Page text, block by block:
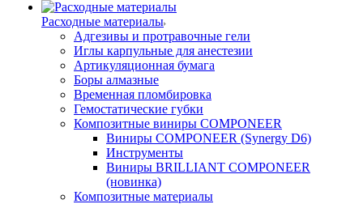
Расходные материалы
Адгезивы и протравочные гели
Иглы карпульные для анестезии
Артикуляционная бумага
Боры алмазные
Временная пломбировка
Гемостатические губки
Композитные виниры COMPONEER
Виниры COMPONEER (Synergy D6)
Инструменты
Виниры BRILLIANT COMPONEER
(новинка)
Композитные материалы